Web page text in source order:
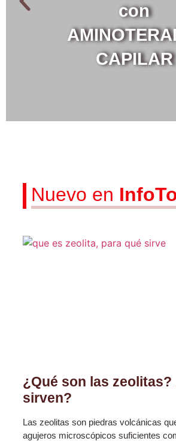
con
CAPILAR
Nuevo en
¿Qué son las zeolitas?
sirven?
Las zeolitas son piedras volcánicas
agujeros microscópicos suficientes